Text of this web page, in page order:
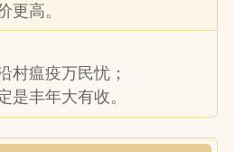
更高。
村瘟疫万民忧；
是丰年大有收。